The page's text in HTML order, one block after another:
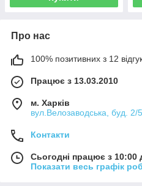
Про нас
100% позитивних з 12
Працює з 13.03.2010
м. Харків
вул.Велозаводська, буд. 2/
Контакти
Сьогодні працює з 10:00
Показати весь графік